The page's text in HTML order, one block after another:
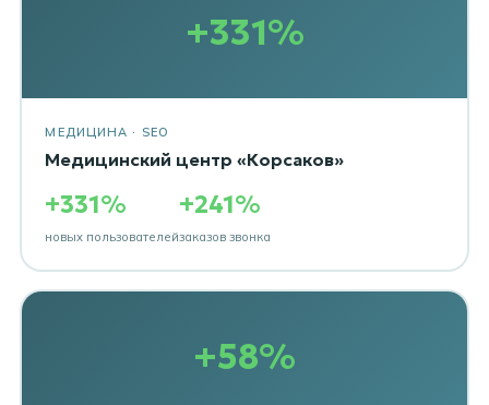
+331%
МЕДИЦИНА · SEO
Медицинский центр «Корсаков»
+331%
новых пользователей
+241%
заказов звонка
+58%